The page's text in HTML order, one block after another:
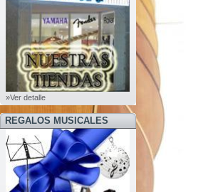
»Ver detalle
REGALOS MUSICALES